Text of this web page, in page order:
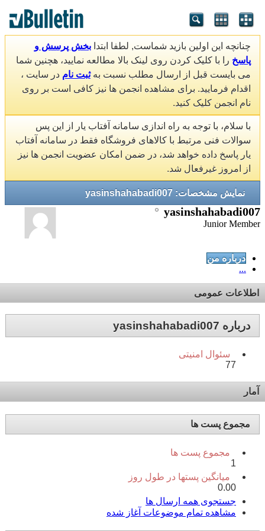
چنانچه این اولین بازید شماست, لطفا ابتدا بخش پرسش و
پاسخ را با کلیک کردن روی لینک بالا مطالعه نمایید، هچنین شما
می بایست قبل از ارسال مطلب نسبت بهثبت نام در سایت ،
اقدام فرمایید. برای مشاهده انجمن ها نیز کافی است بر روی
نام انجمن کلیک کنید.
با سلام، با توجه به راه اندازی سامانه آفتاب یار از این پس
سوالات فنی مرتبط با کالاهای فروشگاه فقط در سامانه آفتاب
یار پاسخ داده خواهد شد، در ضمن امکان عضویت انجمن ها نیز
از امروز غیرفعال شد.
نمایش مشخصات: yasinshahabadi007
yasinshahabadi007
Junior Member
درباره من
...
اطلاعات عمومی
درباره yasinshahabadi007
سئوال امنیتی
77
آمار
مجموع پست ها
مجموع پست ها
1
میانگین پستها در طول روز
0.00
جستجوی همه ارسال ها
مشاهده تمام موضوعات آغاز شده